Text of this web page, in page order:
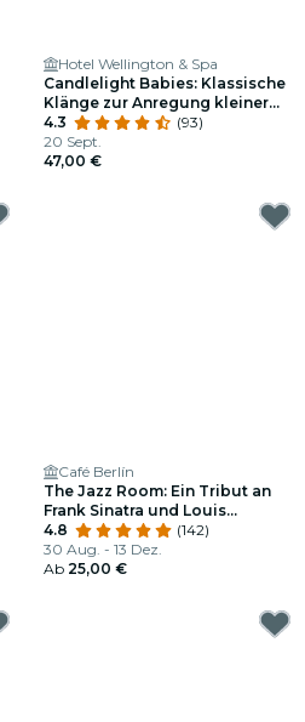
Hotel Wellington & Spa
Candlelight Babies: Klassische
Klänge zur Anregung kleiner
Gehirne
4.3
(93)
20 Sept.
47,00 €
Café Berlín
The Jazz Room: Ein Tribut an
Frank Sinatra und Louis
Armstrong
4.8
(142)
30 Aug. - 13 Dez.
Ab 25,00 €